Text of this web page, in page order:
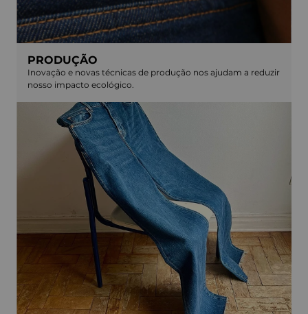
PRODUÇÃO
Inovação e novas técnicas de produção nos ajudam a reduzir
nosso impacto ecológico.